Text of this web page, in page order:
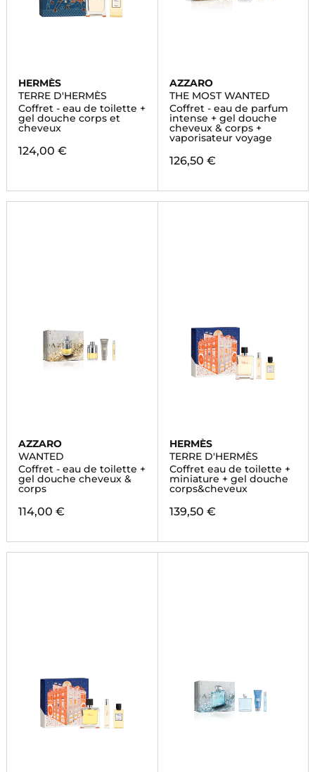
HERMÈS
TERRE D'HERMÈS
Coffret - eau de toilette +
gel douche corps et
cheveux
124,00 €
AZZARO
THE MOST WANTED
Coffret - eau de parfum
intense + gel douche
cheveux & corps +
vaporisateur voyage
126,50 €
AZZARO
WANTED
Coffret - eau de toilette +
gel douche cheveux &
corps
114,00 €
HERMÈS
TERRE D'HERMÈS
Coffret eau de toilette +
miniature + gel douche
corps&cheveux
139,50 €